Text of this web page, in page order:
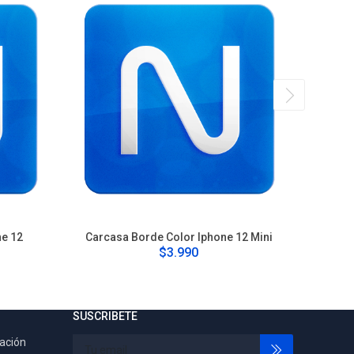
12 Carcasa Borde Color Iphone 12 Mini
$3.990
SUSCRIBETE